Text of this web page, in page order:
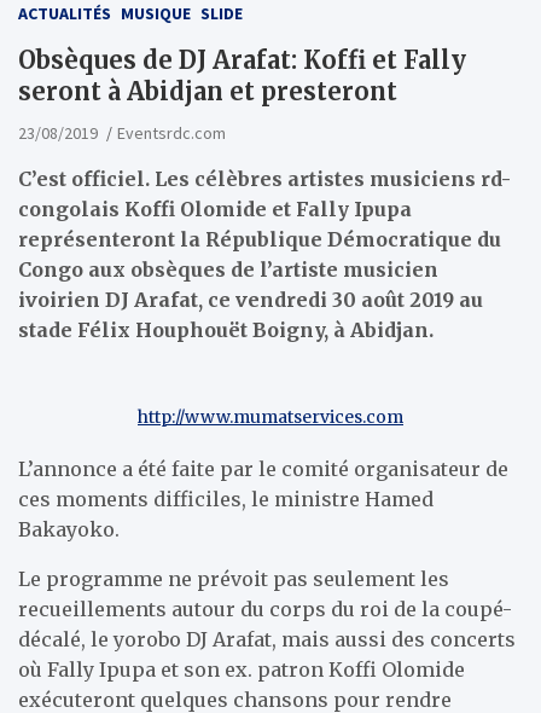
ACTUALITÉS MUSIQUE SLIDE
Obsèques de DJ Arafat: Koffi et Fally
seront à Abidjan et presteront
23/08/2019 Eventsrdc.com
C’est officiel. Les célèbres artistes musiciens rd-
congolais Koffi Olomide et Fally Ipupa
représenteront la République Démocratique du
Congo aux obsèques de l’artiste musicien
ivoirien DJ Arafat, ce vendredi 30 août 2019 au
stade Félix Houphouët Boigny, à Abidjan.
http://www.mumatservices.com
L’annonce a été faite par le comité organisateur de
ces moments difficiles, le ministre Hamed
Bakayoko.
Le programme ne prévoit pas seulement les
recueillements autour du corps du roi de la coupé-
décalé, le yorobo DJ Arafat, mais aussi des concerts
où Fally Ipupa et son ex. patron Koffi Olomide
exécuteront quelques chansons pour rendre